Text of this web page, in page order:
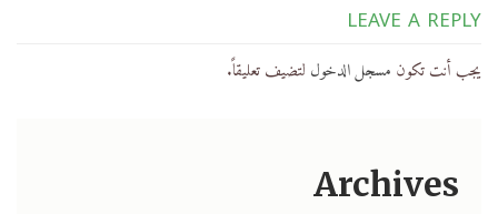
LEAVE A REPLY
يجب أنت تكون مسجل الدخول لتضيف تعليقاً.
Archives